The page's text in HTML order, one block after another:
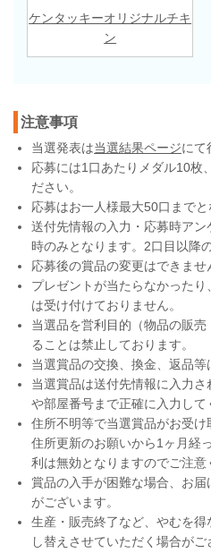
ケンタッキーオリジナルチキ
ン
注意事項
当選発表は当選結果ページにて
応募には1口あたりメダル10枚
ださい。
応募はお一人様最大50口までと
送付先情報の入力・応募時ア
時のみとなります。2口目以降
応募後の賞品の変更はできませ
プレゼントが当たらなかった
は受け付けておりません。
当選品を営利目的（物品の販
ることは禁止しております。
当選賞品の交換、換金、返品等
当選賞品は送付先情報に入力
や部屋番号まで正確に入力して
住所不明等で当選賞品がお受
住所更新のお願いから1ヶ月経
利は無効となりますのでご注意
賞品の入手が困難な場合、お
がございます。
生産・販売終了など、やむを
し替えさせていただく場合がご